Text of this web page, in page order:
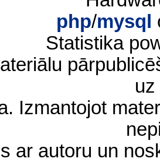
php/mysql
Statistika
Izmantojot
ar autoru un